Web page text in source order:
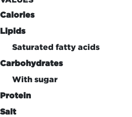
Calories
Lipids
Saturated fatty acids
Carbohydrates
With sugar
Protein
Salt